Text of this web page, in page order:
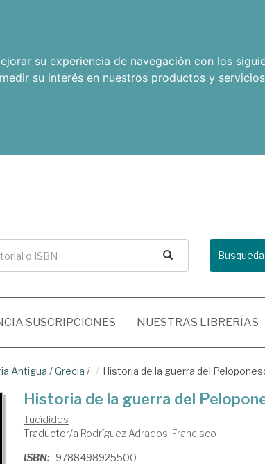
su experiencia de navegación con los
medir su interés en nuestros productos y
SUSCRIPCIONES NUESTRAS LIBRERÍAS
Antigua /Grecia / Historia de la guerra del
Historia de la guerra del
Tucídides
Traductor/a Rodríguez Adrados, Francisco
ISBN: 9788498925500